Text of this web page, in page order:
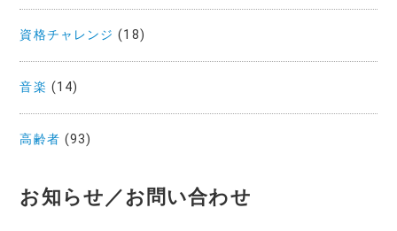
資格チャレンジ (18)
音楽 (14)
高齢者 (93)
お知らせ／お問い合わせ